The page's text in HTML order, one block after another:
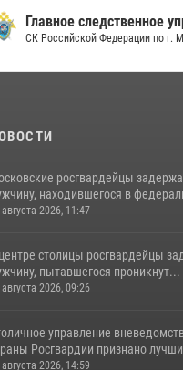
Главное следственное
СК Российской Федерации по г.
росгвардейцы
находившегося в
2026, 11:47
столицы росгвардейцы
пытавшегося проникнут...
2026, 09:26
управление
Росгвардии признано
2026, 14:59